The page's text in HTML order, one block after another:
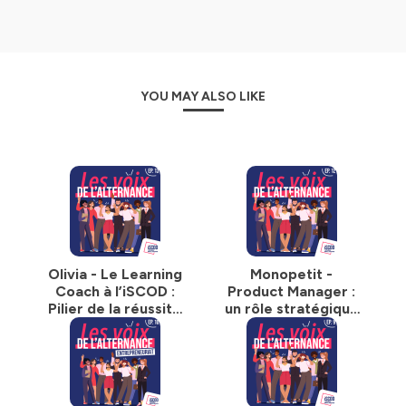
réussite.
Un rendez-vous dynamique, humain et inspirant, pensé
pour une génération qui veut apprendre autrement et
construire un avenir qui lui ressemble.
Abonnez-vous 🔔 pour ne rater aucun épisode !
📱 Rejoignez nous sur Instagram & Tiktok :
iscod.fr
💻 Pour aller plus loin :
www.iscod.fr
YOU MAY ALSO LIKE
Olivia - Le Learning
Coach à l’iSCOD :
Pilier de la réussite
en alternance
Monopetit -
Product Manager :
un rôle stratégique
entre business,
tech et utilisateur